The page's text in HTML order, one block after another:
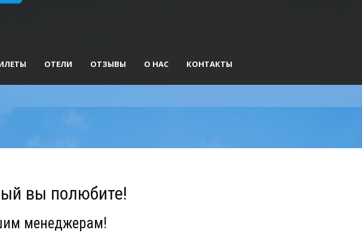
ОТЕЛИ ОТЗЫВЫ О НАС КОНТАКТЫ
вы полюбите!
менеджерам!